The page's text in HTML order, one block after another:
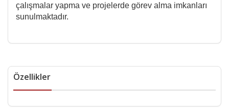
çalışmalar yapma ve projelerde görev alma imkanları
sunulmaktadır.
Özellikler